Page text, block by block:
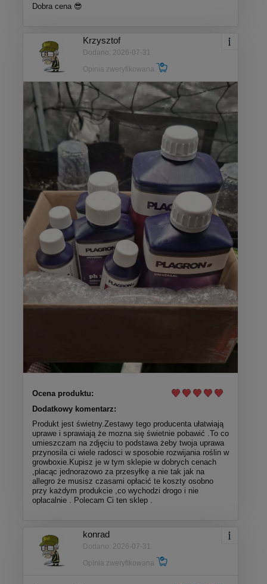
Dobra cena 😎
Krzysztof
Dodano: 2026-07-31
Opinia zweryfikowana
Ocena produktu:
Dodatkowy komentarz:
Produkt jest świetny.Zestawy tego producenta ułatwiają
uprawe i sprawiają że mozna się świetnie pobawić .To co
umieszczam na zdjęciu to podstawa żeby twoja uprawa
przynosila ci wiele radosci w sposobie rozwijania roślin w
growboxie.Kupisz je w tym sklepie w dobrych cenach
,placąc jednorazowo za przesyłkę a nie tak jak na
allegro że musisz czasami opłacić te koszty osobno
przy każdym produkcie ,co wychodzi drogo i nie
opłacalnie . Polecam Ci ten sklep .
konrad
Dodano: 2026-07-31
Opinia zweryfikowana